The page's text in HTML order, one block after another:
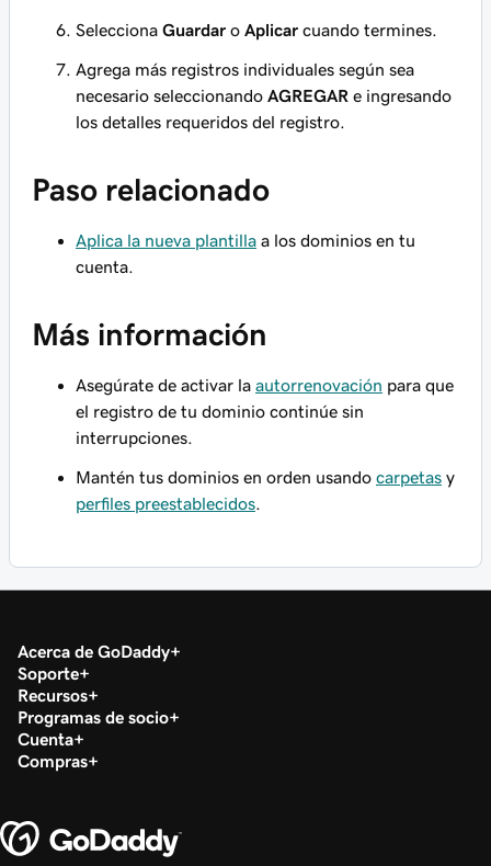
Selecciona Guardar o Aplicar cuando termines.
Agrega más registros individuales según sea
necesario seleccionando AGREGAR e ingresando
los detalles requeridos del registro.
Paso relacionado
Aplica la nueva plantilla a los dominios en tu
cuenta.
Más información
Asegúrate de activar la autorrenovación para que
el registro de tu dominio continúe sin
interrupciones.
Mantén tus dominios en orden usando carpetas y
perfiles preestablecidos
Acerca de GoDaddy
Soporte
Recursos
Programas de socio
Cuenta
Compras